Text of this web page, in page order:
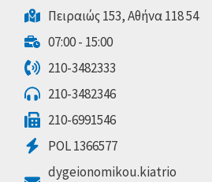
Πειραιώς 153, Αθήνα 118 54
07:00 - 15:00
210-3482333
210-3482346
210-6991546
POL 1366577
dygeionomikou.kiatrio